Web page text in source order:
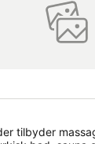
tilbyder